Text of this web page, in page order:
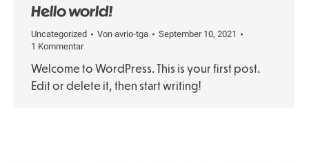
Hello world!
Uncategorized Von avrio-tga
September 10, 2021
1 Kommentar
Welcome to WordPress. This is your first post.
Edit or delete it, then start writing!